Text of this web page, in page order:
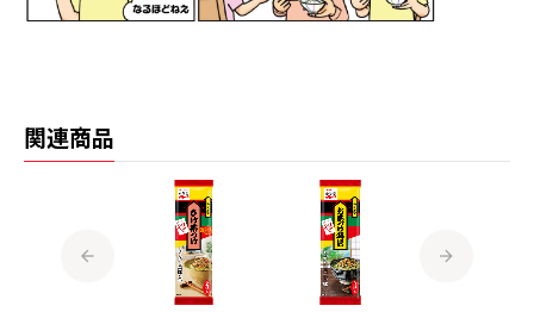
関連商品